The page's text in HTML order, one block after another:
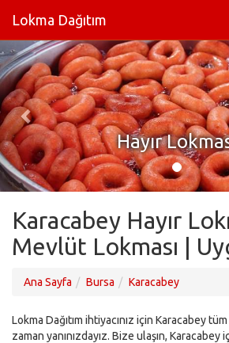
Lokma Dağıtım
Hayır
Karacabey Hayır
Mevlüt Lokması |
Ana Sayfa Bursa Karacabey
Lokma Dağıtım ihtiyacınız için Karacabey
zaman yanınızdayız. Bize ulaşın,